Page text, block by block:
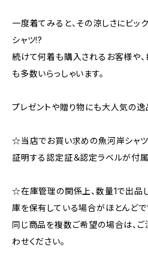
一度着てみると、その涼しさにビッ
シャツ!?
続けて何着も購入されるお客様や
も多数いらっしゃいます。
プレゼントや贈り物にも大人気の逸
☆当店でお買い求めの魚河岸シャ
証明する認定証＆認定ラベルが付属
☆在庫管理の関係上、数量1で出品
庫を保有している場合がほとんどで
同じ商品を複数ご希望の場合は、
わせください。